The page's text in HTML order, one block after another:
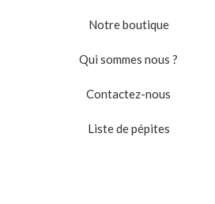
Notre boutique
Qui sommes nous ?
Contactez-nous
Liste de pépites